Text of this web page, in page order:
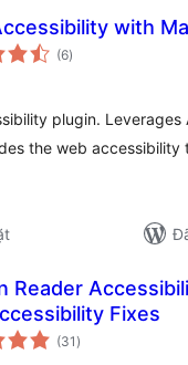
with
(6tổng
đánh
)
plugin.
the web accessibility
Reader
Fixes
(31 tổng
đánh
)